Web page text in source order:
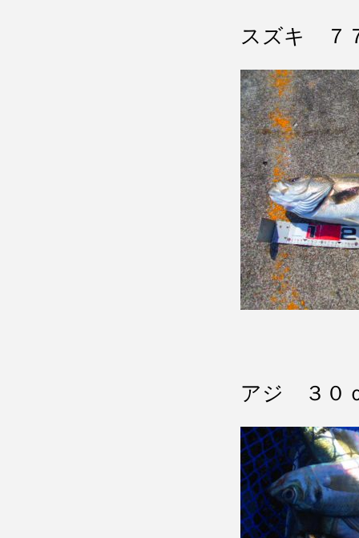
スズキ ７
アジ ３０